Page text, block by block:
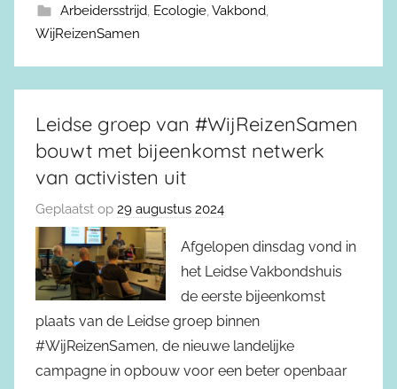
Arbeidersstrijd, Ecologie,Vakbond,
WijReizenSamen
Leidse groep van #WijReizenSamen
bouwt met bijeenkomst netwerk
van activisten uit
Geplaatst op 29 augustus 2024
Afgelopen dinsdag vond in
het Leidse Vakbondshuis
de eerste bijeenkomst
plaats van de Leidse groep binnen
#WijReizenSamen, de nieuwe landelijke
campagne in opbouw voor een beter openbaar